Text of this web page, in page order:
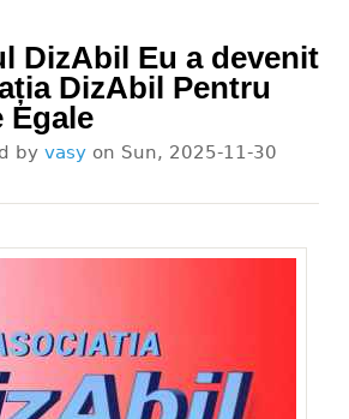
DizAbil Eu a devenit
DizAbil Pentru
Egale
by vasy on Sun, 2025-11-30